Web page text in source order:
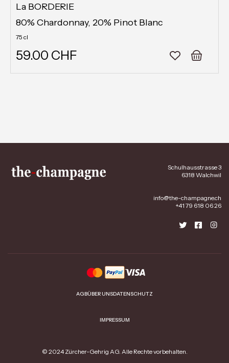
La BORDERIE
80% Chardonnay, 20% Pinot Blanc
75 cl
59.00 CHF
Schulhausstrasse 3
6318 Walchwil
info@the-champagne.ch
+41 79 618 06 26
AGBÜBER UNSDATENSCHUTZ
IMPRESSUM
© 2024 Zürcher-Gehrig AG. Alle Rechte vorbehalten.